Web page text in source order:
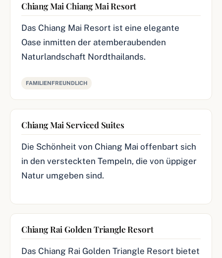
Chiang Mai Chiang Mai Resort
Das Chiang Mai Resort ist eine elegante
Oase inmitten der atemberaubenden
Naturlandschaft Nordthailands.
FAMILIENFREUNDLICH
Chiang Mai Serviced Suites
Die Schönheit von Chiang Mai offenbart sich
in den versteckten Tempeln, die von üppiger
Natur umgeben sind.
Chiang Rai Golden Triangle Resort
Das Chiang Rai Golden Triangle Resort bietet